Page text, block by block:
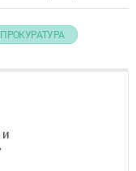
ПРОКУРАТУРА